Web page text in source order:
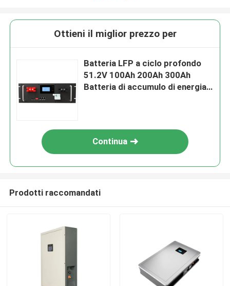
Ottieni il miglior prezzo per
Batteria LFP a ciclo profondo
51.2V 100Ah 200Ah 300Ah
Batteria di accumulo di energia
Continua
Prodotti raccomandati